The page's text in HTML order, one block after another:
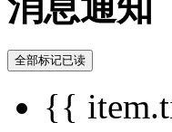
全部标记已读
{{